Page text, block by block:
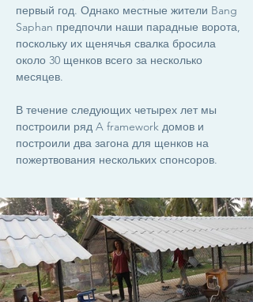
первый год. Однако местные жители Bang
Saphan предпочли наши парадные ворота,
поскольку их щенячья свалка бросила
около 30 щенков всего за несколько
месяцев.
В течение следующих четырех лет мы
построили ряд A framework домов и
построили два загона для щенков на
пожертвования нескольких спонсоров.